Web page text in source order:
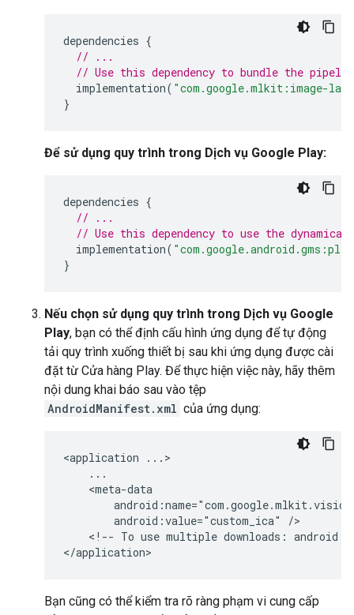
dependencies {
// ...
// Use this dependency to bundle the
implementation( "com.google.mlkit:image-
}
Để sử dụng quy trình trong Dịch vụ Google Play:
dependencies {
// ...
// Use this dependency to use the
implementation(
}
Nếu chọn sử dụng quy trình trong Dịch vụ Google
Play, bạn có thể định cấu hình ứng dụng để tự động
tải quy trình xuống thiết bị sau khi ứng dụng được cài
đặt từ Cửa hàng Play. Để thực hiện việc này, hãy thêm
nội dung khai báo sau vào tệp
AndroidManifest.xml của ứng dụng:
<application
android:value="custom_ica"
<!-- To use multiple downloads:
Bạn cũng có thể kiểm tra rõ ràng phạm vi cung cấp